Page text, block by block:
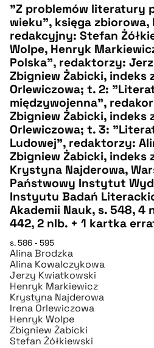
CZYSTY TEKST
pobierz cytat
BIBTEX
pobierz cytat
"Z problemów literatury
wieku", księga zbiorowa,
redakcyjny: Stefan
Wolpe, Henryk
Polska", redaktorzy:
Zbigniew Żabicki, indeks
Orlewiczowa; t. 2:
międzywojenna",
Zbigniew Żabicki, indeks
Orlewiczowa; t. 3:
Ludowej", redaktorzy:
Zbigniew Żabicki, indeks
Krystyna Najderowa,
Państwowy Instytut
Instyutu Badań
Akademii Nauk, s. 548, 4
442, 2 nlb. + 1 kartka
s. 586 - 595
Alina Brodzka
Alina Kowalczykowa
Jerzy Kwiatkowski
Henryk Markiewicz
Krystyna Najderowa
Irena Orlewiczowa
Henryk Wolpe
Zbigniew Żabicki
Stefan Żółkiewski